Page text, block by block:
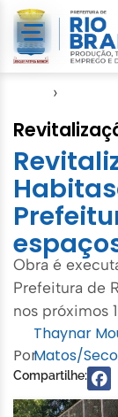
›
Obra é
Prefeitura de
nos próximos
Por
Thaynar
Matos/
Compartilhe: